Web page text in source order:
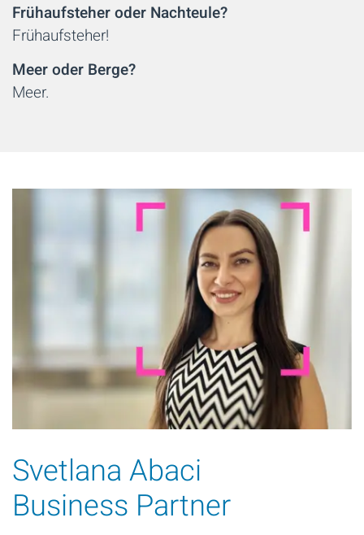
Frühaufsteher oder Nachteule?
Frühaufsteher!
Meer oder Berge?
Meer.
Svetlana Abaci
Business Partner